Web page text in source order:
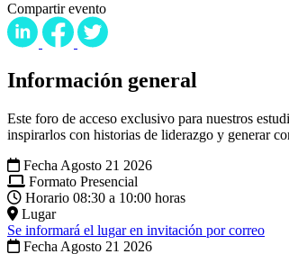
Compartir evento
Información general
Este foro de acceso exclusivo para nuestros
inspirarlos con historias de liderazgo y generar
Fecha Agosto 21 2026
Formato Presencial
Horario 08:30 a 10:00 horas
Lugar
Se informará el lugar en invitación por correo
Fecha Agosto 21 2026